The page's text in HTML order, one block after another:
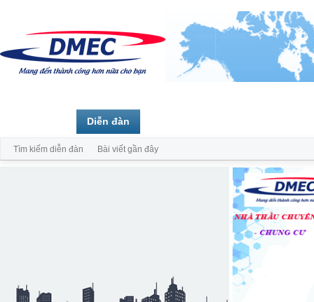
Diễn đàn
Tìm kiếm diễn đàn Bài viết gần đây